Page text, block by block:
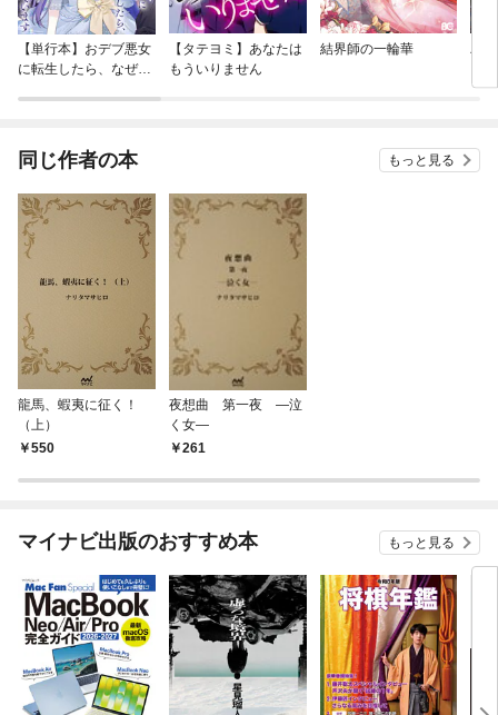
【単行本】おデブ悪女
に転生したら、なぜか
【タテヨミ】あなたは
もういりません
結界師の一輪華
バ
今
同じ作者の本 もっと見る
龍馬、蝦夷に征く！
（上）
550
夜想曲 第一夜 ―泣
く女―
261
マイナビ出版のおすすめ本 もっと見る